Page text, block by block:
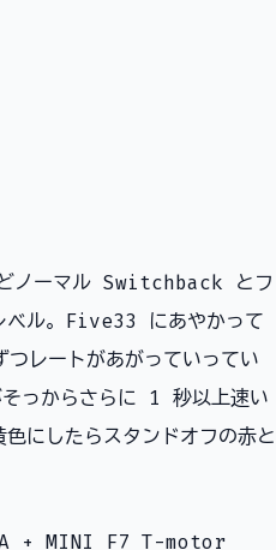
ノーマル Switchback とフ
ベル。Five33 にあやかって
レートがあがっていってい
っからさらに 1 秒以上速い
にしたらスタンドオフの赤と
+ MINI F7 T-motor